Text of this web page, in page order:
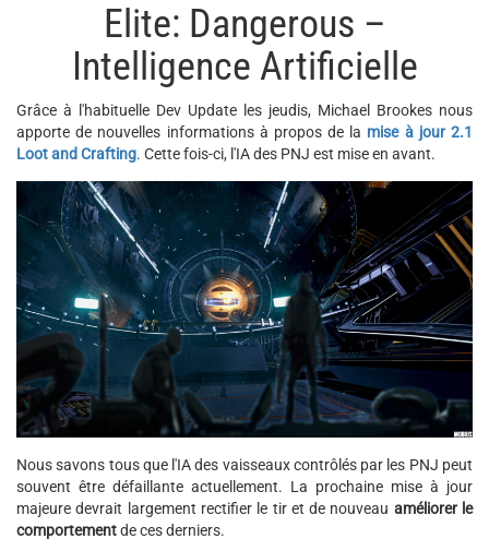
Elite: Dangerous –
Intelligence Artificielle
Grâce à l'habituelle Dev Update les jeudis, Michael Brookes nous
apporte de nouvelles informations à propos de la mise à jour 2.1
Loot and Crafting. Cette fois-ci, l'IA des PNJ est mise en avant.
Nous savons tous que l'IA des vaisseaux contrôlés par les PNJ peut
souvent être défaillante actuellement. La prochaine mise à jour
majeure devrait largement rectifier le tir et de nouveau améliorer le
comportementde ces derniers.